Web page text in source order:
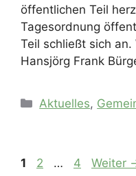
öffentlichen Teil
Tagesordnung
Teil schließt sich
Hansjörg Frank
Kategorien
Aktuelles,
Seite
1 Seite
2 … Seite
4 Weiter